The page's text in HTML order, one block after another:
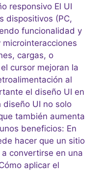
responsivo El UI
dispositivos (PC,
funcionalidad y
cargas, o
cursor mejoran la
al
el diseño UI en
diseño UI no solo
también aumenta
beneficios: En
hacer que un sitio
convertirse en una
aplicar el